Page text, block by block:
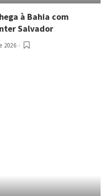
à Bahia com
Salvador
2026